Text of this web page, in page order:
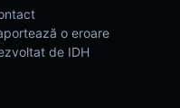
o eroare
de IDH